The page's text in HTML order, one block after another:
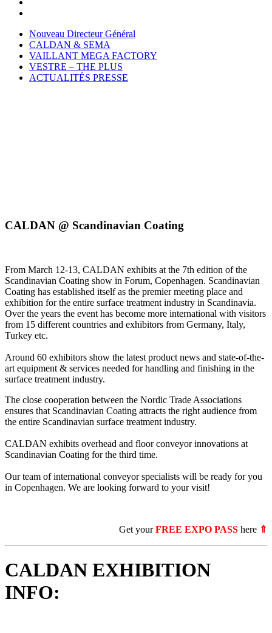
Nouveau Directeur Général
CALDAN & SEMA
VAILLANT MEGA FACTORY
VESTRE – THE PLUS
ACTUALITÉS PRESSE
CALDAN @ Scandinavian Coating
From March 12-13, CALDAN exhibits at the 7th edition of the
Scandinavian Coating show in Forum, Copenhagen. Scandinavian
Coating has established itself as the premier meeting place and
exhibition for the entire surface treatment industry in Scandinavia.
Over the years the event has become more international with visitors
from 15 different countries and exhibitors from Germany, Italy,
Turkey etc.
Around 60 exhibitors show the latest product news and state-of-the-
art equipment & services needed for handling and finishing in the
surface treatment industry.
The close cooperation between the Nordic Trade Associations
ensures that Scandinavian Coating attracts the right audience from
the entire Scandinavian surface treatment industry.
CALDAN exhibits overhead and floor conveyor innovations at
Scandinavian Coating for the third time.
Our team of international conveyor specialists will be ready for you
in Copenhagen. We are looking forward to your visit!
Get your FREE EXPO PASS here ⇑
CALDAN EXHIBITION
INFO: